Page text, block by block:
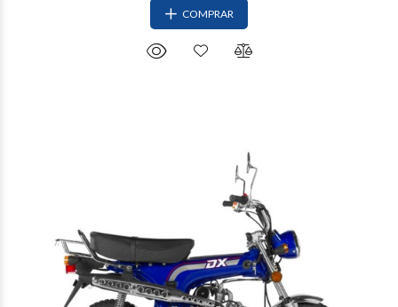
COMPRAR